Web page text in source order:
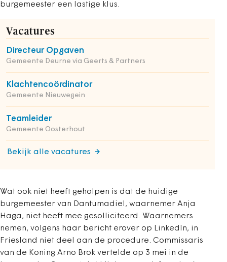
burgemeester een lastige klus.
Vacatures
Directeur Opgaven
Gemeente Deurne via Geerts & Partners
Klachtencoördinator
Gemeente Nieuwegein
Teamleider
Gemeente Oosterhout
Bekijk alle vacatures
Wat ook niet heeft geholpen is dat de huidige
burgemeester van Dantumadiel, waarnemer Anja
Haga, niet heeft mee gesolliciteerd. Waarnemers
nemen, volgens haar bericht erover op LinkedIn, in
Friesland niet deel aan de procedure. Commissaris
van de Koning Arno Brok vertelde op 3 mei in de